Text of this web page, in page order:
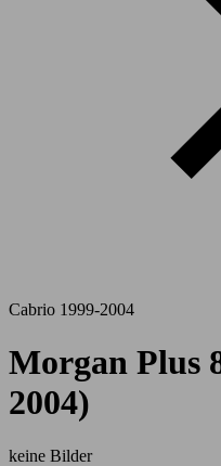
Cabrio 1999-2004
Morgan Plus
2004)
keine Bilder